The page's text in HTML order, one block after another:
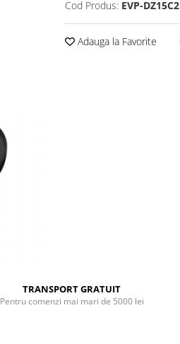
Cod Produs: EVP-DZ15C2
Adauga la Favorite
TRANSPORT GRATUIT
Pentru comenzi mai mari de 5000 lei